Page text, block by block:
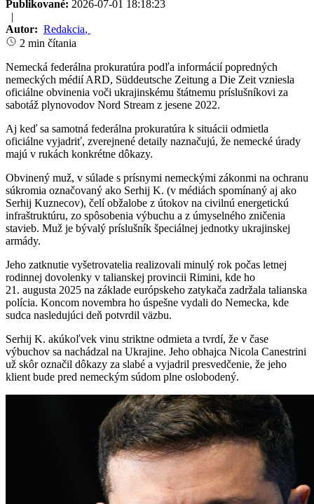
Publikované: 2026-07-01 18:18:23
|
Autor: Redakcia,
2 min čítania
Nemecká federálna prokuratúra podľa informácií popredných
nemeckých médií ARD, Süddeutsche Zeitung a Die Zeit vzniesla
oficiálne obvinenia voči ukrajinskému štátnemu príslušníkovi za
sabotáž plynovodov Nord Stream z jesene 2022.
Aj keď sa samotná federálna prokuratúra k situácii odmietla
oficiálne vyjadriť, zverejnené detaily naznačujú, že nemecké úrady
majú v rukách konkrétne dôkazy.
Obvinený muž, v súlade s prísnymi nemeckými zákonmi na ochranu
súkromia označovaný ako Serhij K. (v médiách spomínaný aj ako
Serhij Kuznecov), čelí obžalobe z útokov na civilnú energetickú
infraštruktúru, zo spôsobenia výbuchu a z úmyselného zničenia
stavieb. Muž je bývalý príslušník špeciálnej jednotky ukrajinskej
armády.
Jeho zatknutie vyšetrovatelia realizovali minulý rok počas letnej
rodinnej dovolenky v talianskej provincii Rimini, kde ho
21. augusta 2025 na základe európskeho zatykača zadržala talianska
polícia. Koncom novembra ho úspešne vydali do Nemecka, kde
sudca nasledujúci deň potvrdil väzbu.
Serhij K. akúkoľvek vinu striktne odmieta a tvrdí, že v čase
výbuchov sa nachádzal na Ukrajine. Jeho obhajca Nicola Canestrini
už skôr označil dôkazy za slabé a vyjadril presvedčenie, že jeho
klient bude pred nemeckým súdom plne oslobodený.